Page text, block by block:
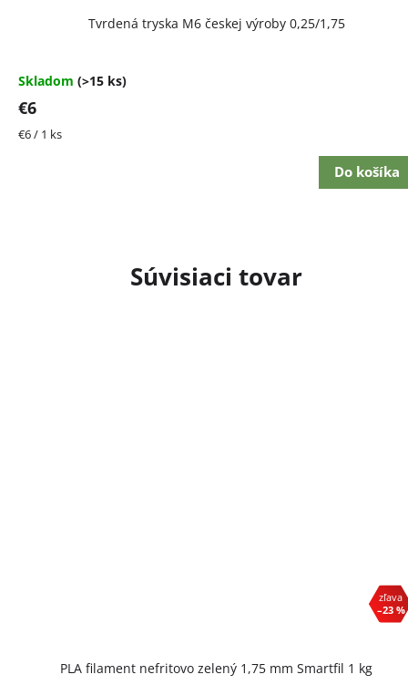
Súvisiaci tovar
–23 %
PLA filament nefritovo zelený 1,75 mm Smartfil 1 kg
Tvrdená tryska M6 českej výroby 0,25/1,75
Skladom (>15 ks)
€6
Jednotková
€6 / 1 ks
Do košíka